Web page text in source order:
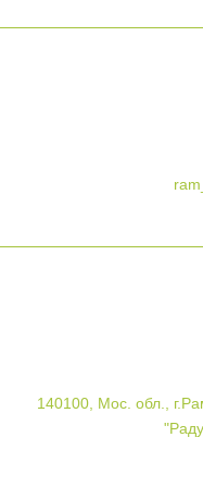
140100, Мос. обл.,